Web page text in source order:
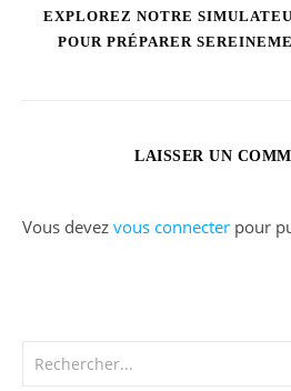
EXPLOREZ NOTRE
POUR PRÉPARER
LAISSER UN
Vous devez vous connecter pour